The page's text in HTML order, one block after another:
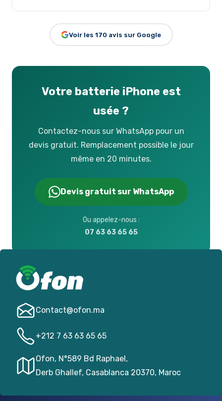
Voir les 170 avis sur Google
Votre batterie iPhone est
usée ?
Contactez-nous sur WhatsApp pour un
devis gratuit. Remplacement possible le jour
même en 20 minutes.
Devis gratuit sur WhatsApp
Ou appelez-nous :
07 63 63 65 65
Contact@­ofon.ma
+212 7 63 63 65 65
Ofon, N°589 Bd Raphael,
Derb Ghallef, Casablanca 20370, Maroc